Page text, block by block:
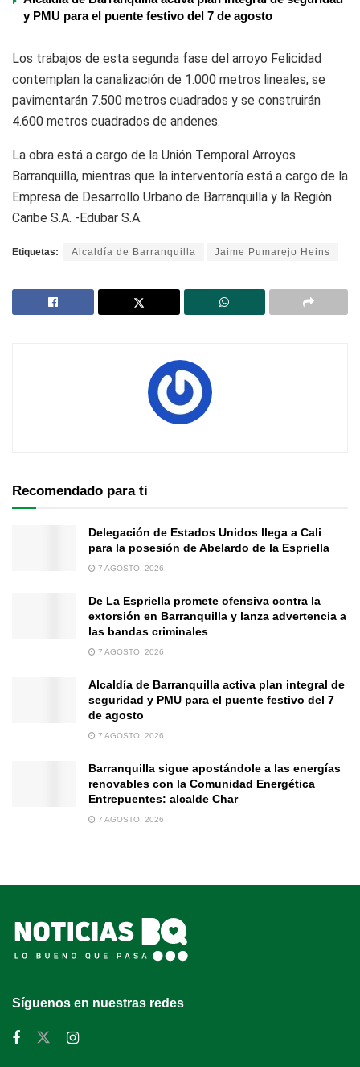
y PMU para el puente festivo del 7 de agosto
Los trabajos de esta segunda fase del arroyo Felicidad
contemplan la canalización de 1.000 metros lineales, se
pavimentarán 7.500 metros cuadrados y se construirán
4.600 metros cuadrados de andenes.
La obra está a cargo de la Unión Temporal Arroyos
Barranquilla, mientras que la interventoría está a cargo de la
Empresa de Desarrollo Urbano de Barranquilla y la Región
Caribe S.A. -Edubar S.A.
Etiquetas: Alcaldía de Barranquilla Jaime Pumarejo Heins
Recomendado para ti
Delegación de Estados Unidos llega a Cali
para la posesión de Abelardo de la Espriella
7 AGOSTO, 2026
De La Espriella promete ofensiva contra la
extorsión en Barranquilla y lanza advertencia a
las bandas criminales
7 AGOSTO, 2026
Alcaldía de Barranquilla activa plan integral de
seguridad y PMU para el puente festivo del 7
de agosto
7 AGOSTO, 2026
Barranquilla sigue apostándole a las energías
renovables con la Comunidad Energética
Entrepuentes: alcalde Char
7 AGOSTO, 2026
Síguenos en nuestras redes